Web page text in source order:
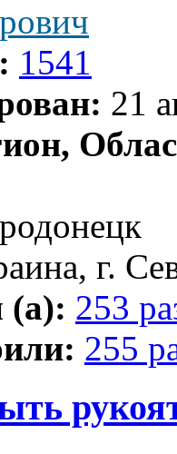
1541
21
г.
(а): 253
255